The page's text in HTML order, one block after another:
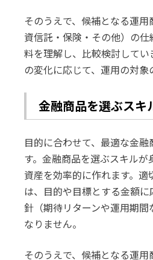
そのうえで、候補となる運
資信託・保険・その他）の
料を理解し、比較検討して
の変化に応じて、運用の対象
金融商品を選ぶスキ
目的に合わせて、最適な金
す。金融商品を選ぶスキルが
資産を効率的に作れます。
は、目的や目標とする金額
針（期待リターンや運用期
なりません。
そのうえで、候補となる運